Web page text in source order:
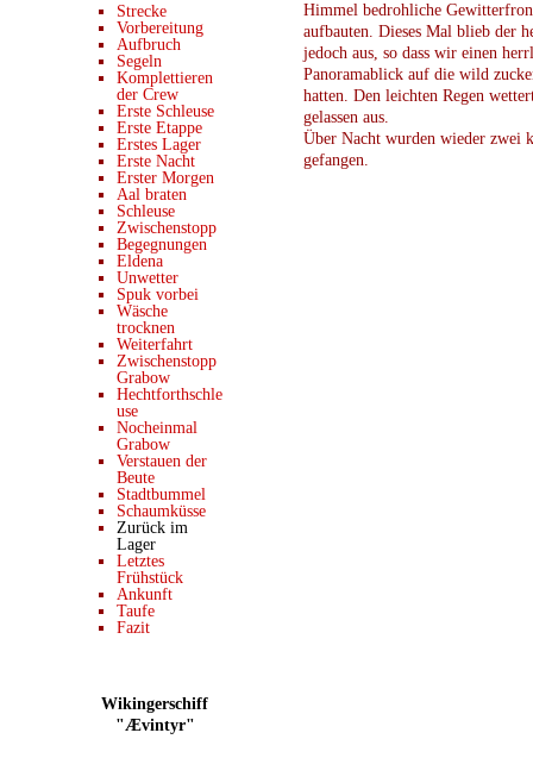
Himmel bedrohliche
aufbauten. Dieses Mal blieb der
jedoch aus, so dass wir einen
Panoramablick auf die wild
hatten. Den leichten Regen
gelassen aus.
Über Nacht wurden wieder zwei
gefangen.
Strecke
Vorbereitung
Aufbruch
Segeln
Komplettieren
der Crew
Erste Schleuse
Erste Etappe
Erstes Lager
Erste Nacht
Erster Morgen
Aal braten
Schleuse
Zwischenstopp
Begegnungen
Eldena
Unwetter
Spuk vorbei
Wäsche
trocknen
Weiterfahrt
Zwischenstopp
Grabow
Hechtforthschle
use
Nocheinmal
Grabow
Verstauen der
Beute
Stadtbummel
Schaumküsse
Zurück im
Lager
Letztes
Frühstück
Ankunft
Taufe
Fazit
Wikingerschiff
"Ævintyr"